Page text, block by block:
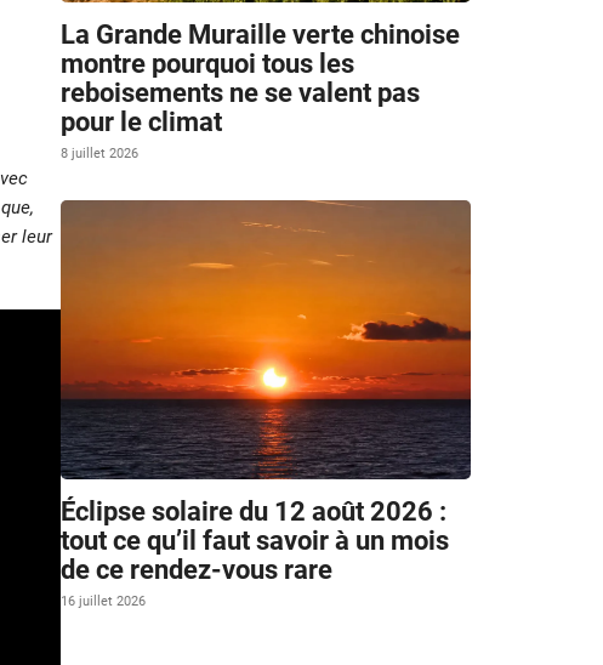
leur
La Grande Muraille verte chinoise
montre pourquoi tous les
reboisements ne se valent pas
pour le climat
8 juillet 2026
Éclipse solaire du 12 août 2026 :
tout ce qu’il faut savoir à un mois
de ce rendez-vous rare
16 juillet 2026